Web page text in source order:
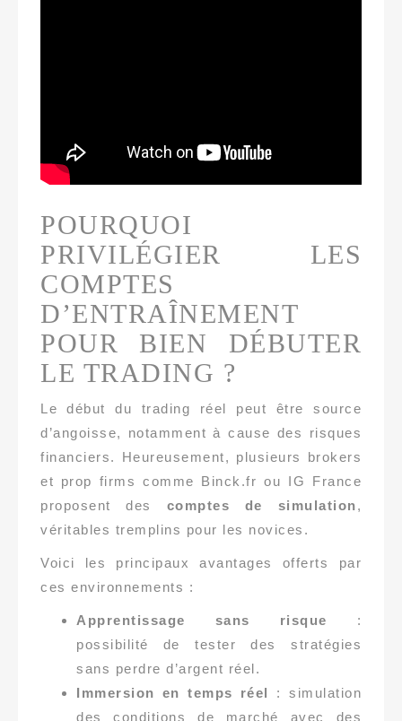
POURQUOI
PRIVILÉGIER LES
COMPTES
D’ENTRAÎNEMENT
POUR BIEN DÉBUTER
LE TRADING ?
Le début du trading réel peut être source
d’angoisse, notamment à cause des risques
financiers. Heureusement, plusieurs brokers
et prop firms comme Binck.fr ou IG France
proposent des comptes de simulation,
véritables tremplins pour les novices.
Voici les principaux avantages offerts par
ces environnements :
Apprentissage sans risque :
possibilité de tester des stratégies
sans perdre d’argent réel.
Immersion en temps réel
: simulation
des conditions de marché avec des